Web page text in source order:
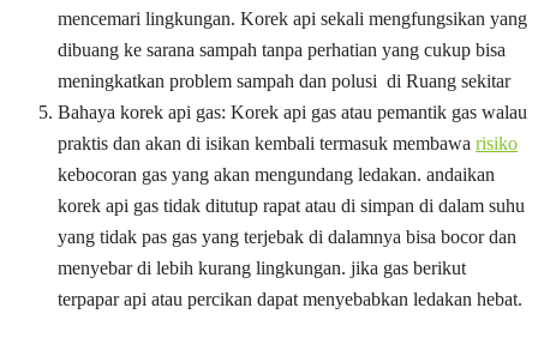
mencemari lingkungan. Korek api sekali mengfungsikan yang
dibuang ke sarana sampah tanpa perhatian yang cukup bisa
meningkatkan problem sampah dan polusi di Ruang sekitar
Bahaya korek api gas: Korek api gas atau pemantik gas walau
praktis dan akan di isikan kembali termasuk membawa risiko
kebocoran gas yang akan mengundang ledakan. andaikan
korek api gas tidak ditutup rapat atau di simpan di dalam suhu
yang tidak pas gas yang terjebak di dalamnya bisa bocor dan
menyebar di lebih kurang lingkungan. jika gas berikut
terpapar api atau percikan dapat menyebabkan ledakan hebat.